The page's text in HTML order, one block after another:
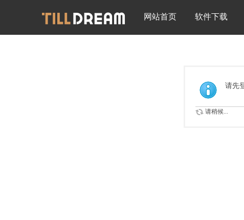
网站首页 软件下载
请先
请稍候...